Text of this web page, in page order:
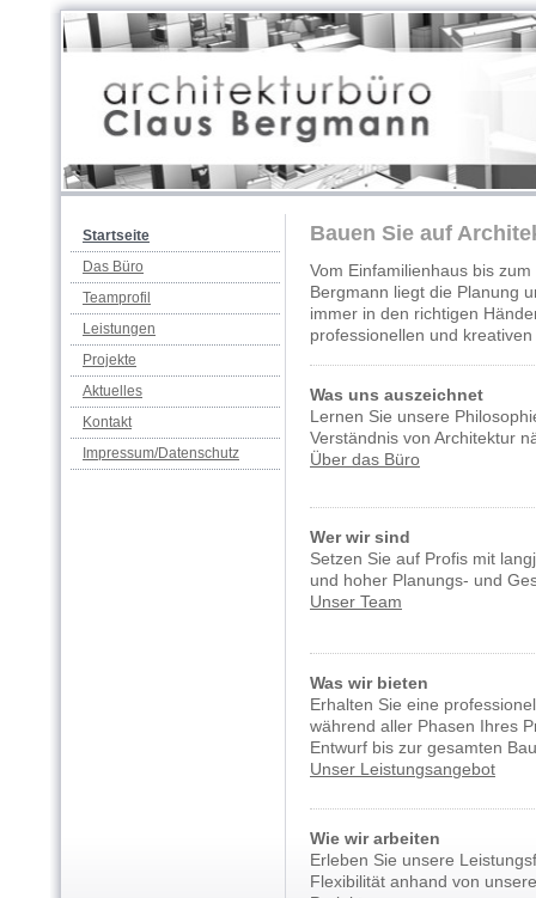
Startseite
Das Büro
Teamprofil
Leistungen
Projekte
Aktuelles
Kontakt
Impressum/Datenschutz
Bauen Sie auf
Vom Einfamilienhaus bis
Bergmann liegt die Planung
immer in den richtigen
professionellen und
Was uns auszeichnet
Lernen Sie unsere
Verständnis von Architektur
Über das Büro
Wer wir sind
Setzen Sie auf Profis mit
und hoher Planungs- und
Unser Team
Was wir bieten
Erhalten Sie eine
während aller Phasen Ihres
Entwurf bis zur gesamten
Unser Leistungsangebot
Wie wir arbeiten
Erleben Sie unsere
Flexibilität anhand von